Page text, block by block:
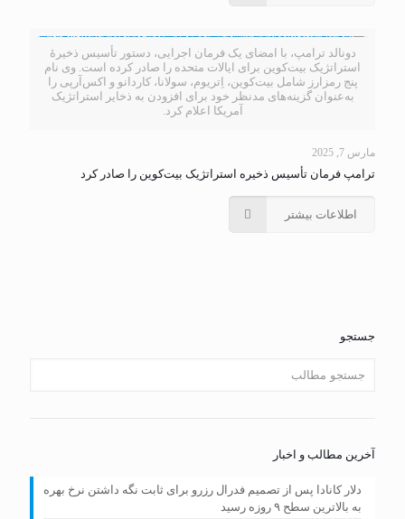
دونالد ترامپ، با امضای یک فرمان اجرایی، دستور تأسیس ذخیرهٔ
استراتژیک بیت‌کوین برای ایالات متحده را صادر کرده است. وی نام
پنج رمزارز شامل بیت‌کوین، اِتریوم، سولانا، کاردانو و اکس‌آر‌پی را
به‌عنوان گزینه‌های مدنظر خود برای افزودن به ذخایر استراتژیک
آمریکا اعلام کرد.
مارس 7, 2025
ترامپ فرمان تأسیس ذخیره استراتژیک بیت‌کوین را صادر کرد
اطلاعات بیشتر
جستجو
آخرین مطالب و اخبار
دلار کانادا پس از تصمیم فدرال رزرو برای ثابت نگه داشتن نرخ بهره
به بالاترین سطح ۹ روزه رسید